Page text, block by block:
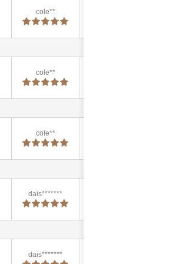
cole**
cole**
cole**
dais*******
dais*******